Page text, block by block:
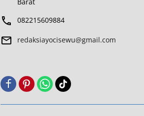
082215609884
redaksiayocisewu@gmail.com